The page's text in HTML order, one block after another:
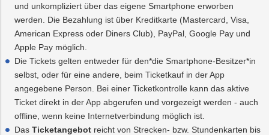
und unkompliziert über das eigene Smartphone erworben
werden. Die Bezahlung ist über Kreditkarte (Mastercard, Visa,
American Express oder Diners Club), PayPal, Google Pay und
Apple Pay möglich.
Die Tickets gelten entweder für den*die Smartphone-Besitzer*in
selbst, oder für eine andere, beim Ticketkauf in der App
angegebene Person. Bei einer Ticketkontrolle kann das aktive
Ticket direkt in der App abgerufen und vorgezeigt werden - auch
offline, wenn keine Internetverbindung möglich ist.
Das Ticketangebot reicht von Strecken- bzw. Stundenkarten bis